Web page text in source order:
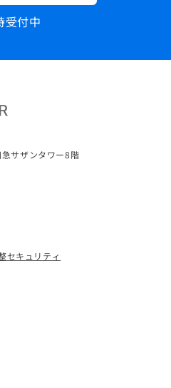
受付中
サザンタワー8階
セキュリティ